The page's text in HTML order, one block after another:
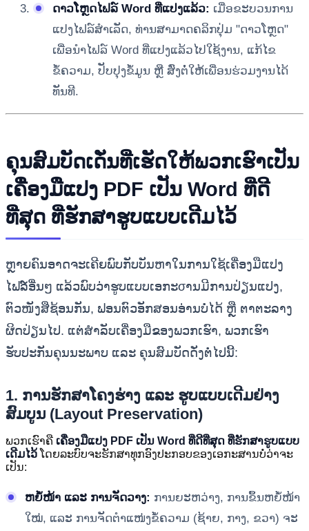
ດາວໂຫຼດໄຟລ໌ Word ທີ່ແປງແລ້ວ: ເມື່ອຂະບວນການ
ແປງໄຟລ໌ສໍາເລັດ, ທ່ານສາມາດຄລິກປຸ່ມ "ດາວໂຫຼດ"
ເພື່ອນໍາໄຟລ໌ Word ທີ່ແປງແລ້ວໄປໃຊ້ງານ, ແກ້ໄຂ
ຂໍ້ຄວາມ, ປັບປຸງຂໍ້ມູນ ຫຼື ສົ່ງຕໍ່ໃຫ້ເພື່ອນຮ່ວມງານໄດ້
ທັນທີ.
ຄຸນສົມບັດເດັ່ນທີ່ເຮັດໃຫ້ພວກເຮົາເປັນ
ເຄື່ອງມືແປງ PDF ເປັນ Word ທີ່ດີ
ທີ່ສຸດ ທີ່ຮັກສາຮູບແບບເດີມໄວ້
ຫຼາຍຄົນອາດຈະເຄີຍພົບກັບບັນຫາໃນການໃຊ້ເຄື່ອງມືແປງ
ໄຟລ໌ອື່ນໆ ແລ້ວພົບວ່າຮູບແບບເອກະσານມີການປ່ຽນແປງ,
ຕົວໜັງສືຊ້ອນກັນ, ຟອນຕົວອັກສອນອ່ານບໍ່ໄດ້ ຫຼື ຕາຕະລາງ
ຜິດປ່ຽນໄປ. ແຕ່ສໍາລັບເຄື່ອງມືຂອງພວກເຮົາ, ພວກເຮົາ
ຮັບປະກັນຄຸນນະພາບ ແລະ ຄຸນສົມບັດດັ່ງຕໍ່ໄປນີ້:
1. ການຮັກສາໂຄງຮ່າງ ແລະ ຮູບແບບເດີມຢ່າງ
ສົມບູນ (Layout Preservation)
ພວກເຮົາຄື ເຄື່ອງມືແປງ PDF ເປັນ Word ທີ່ດີທີ່ສຸດ ທີ່ຮັກສາຮູບແບບ
ເດີມໄວ້ ໂດຍລະບົບຈະຮັກສາທຸກອົງປະກອບຂອງເອກະສານບໍ່ວ່າຈະ
ເປັນ:
ຫຍໍ້ໜ້າ ແລະ ການຈັດວາງ: ການຍະຫວ່າງ, ການຂຶ້ນຫຍໍ້ໜ້າ
ໃໝ່, ແລະ ການຈັດຕໍາແໜ່ງຂໍ້ຄວາມ (ຊ້າຍ, ກາງ, ຂວາ) ຈະ